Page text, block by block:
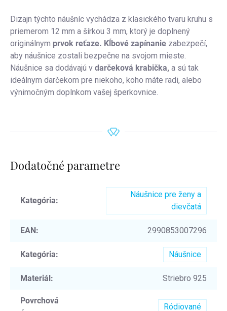
Dizajn týchto náušníc vychádza z klasického tvaru kruhu s
priemerom 12 mm a šírkou 3 mm, ktorý je doplnený
originálnym prvok reťaze. Kĺbové zapínanie zabezpečí,
aby náušnice zostali bezpečne na svojom mieste.
Náušnice sa dodávajú v darčeková krabička, a sú tak
ideálnym darčekom pre niekoho, koho máte radi, alebo
výnimočným doplnkom vašej šperkovnice.
Dodatočné parametre
Kategória:
Náušnice pre ženy a
dievčatá
EAN : 2990853007296
Kategória: Náušnice
Materiál : Striebro 925
Povrchová
Ródiované